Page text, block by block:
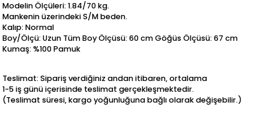
Modelin Ölçüleri: 1.84/70 kg.
Mankenin üzerindeki S/M beden.
Kalıp: Normal
Boy/Ölçü: Uzun Tüm Boy Ölçüsü: 60 cm Göğüs Ölçüsü: 67 cm
Kumaş: %100 Pamuk
Teslimat: Sipariş verdiğiniz andan itibaren, ortalama
1-5 iş günü içerisinde teslimat gerçekleşmektedir.
(Teslimat süresi, kargo yoğunluğuna bağlı olarak değişebilir.)